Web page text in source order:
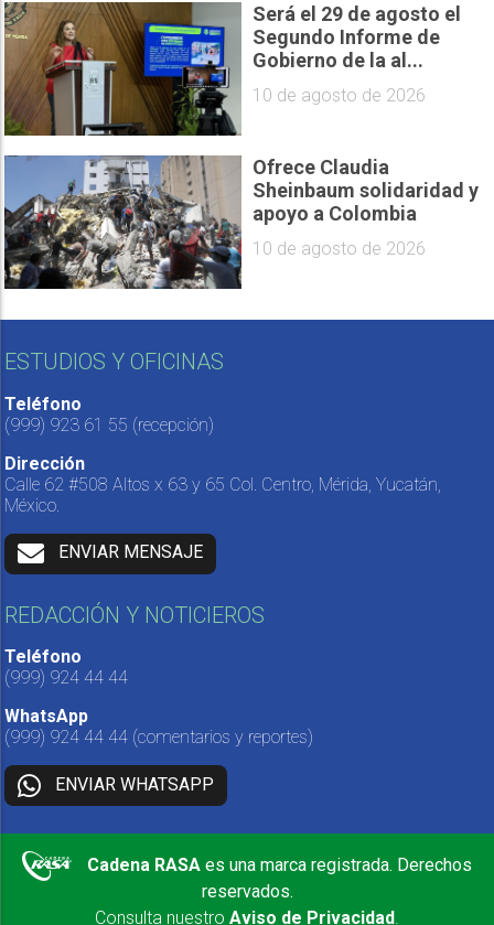
Será el 29 de agosto el
Segundo Informe de
Gobierno de la al...
10 de agosto de 2026
Ofrece Claudia
Sheinbaum solidaridad y
apoyo a Colombia
10 de agosto de 2026
ESTUDIOS Y OFICINAS
Teléfono
(999) 923 61 55 (recepción)
Dirección
Calle 62 #508 Altos x 63 y 65 Col. Centro, Mérida, Yucatán,
México.
ENVIAR MENSAJE
REDACCIÓN Y NOTICIEROS
Teléfono
(999) 924 44 44
WhatsApp
(999) 924 44 44 (comentarios y reportes)
ENVIAR WHATSAPP
Cadena RASA es una marca registrada. Derechos
reservados.
Consulta nuestro Aviso de Privacidad.